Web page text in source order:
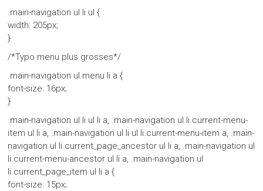
.main-navigation ul li ul {
width: 205px;
}
/*Typo menu plus grosses*/
.main-navigation ul.menu li a {
font-size: 16px;
}
.main-navigation ul li ul li a, .main-navigation ul li.current-menu-
item ul li a, .main-navigation ul li ul li.current-menu-item a, .main-
navigation ul li.current_page_ancestor ul li a, .main-navigation ul
li.current-menu-ancestor ul li a, .main-navigation ul
li.current_page_item ul li a {
font-size: 15px;